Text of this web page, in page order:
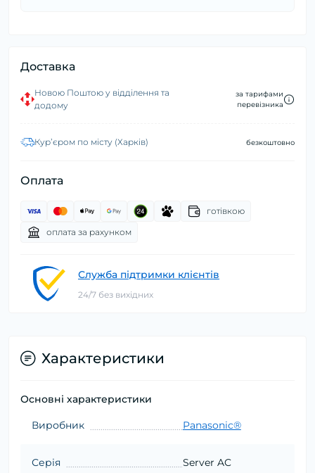
Доставка
Новою Поштою у відділення та
додому
за тарифами
перевізника
Курʼєром по місту (Харків) безкоштовно
Оплата
готівкою
оплата за рахунком
Служба підтримки клієнтів
24/7 без вихідних
Характеристики
Основні характеристики
Виробник Panasonic®
Серія Server AC